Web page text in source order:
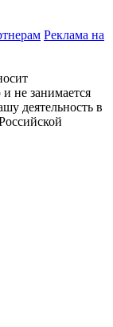
Реклама на
не занимается
деятельность в